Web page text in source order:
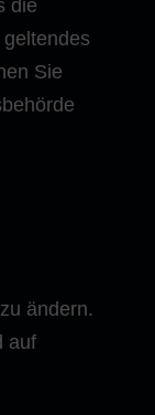
die
Sie
ändern.
auf